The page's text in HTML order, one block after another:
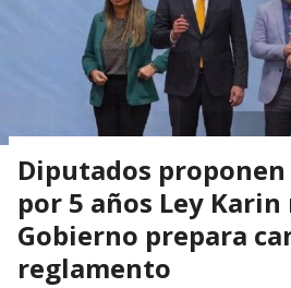
Diputados
por 5 años Ley
Gobierno prepara
reglamento